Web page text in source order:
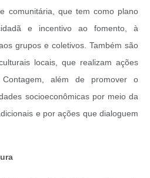
comunitária, que tem como plano
e incentivo ao fomento, à
grupos e coletivos. Também são
locais, que realizam ações
além de promover o
socioeconômicas por meio da
e por ações que dialoguem